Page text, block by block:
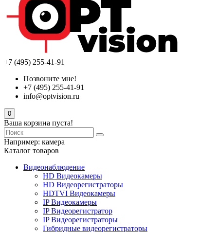
+7 (495) 255-41-91
Позвоните мне!
+7 (495) 255-41-91
info@optvision.ru
0
Ваша корзина пуста!
Например: камера
Каталог товаров
Видеонаблюдение
HD Видеокамеры
HD Видеорегистраторы
HDTVI Видеокамеры
IP Видеокамеры
IP Видеорегистратор
IP Видеорегистраторы
Гибридные видеорегистраторы